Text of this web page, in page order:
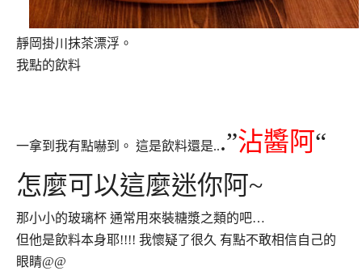
靜岡掛川抹茶漂浮。
我點的飲料
一拿到我有點嚇到。 這是飲料還是...”沾醬阿“
怎麼可以這麼迷你阿~
那小小的玻璃杯 通常用來裝糖漿之類的吧…
但他是飲料本身耶!!!! 我懷疑了很久 有點不敢相信自己的
眼睛@@